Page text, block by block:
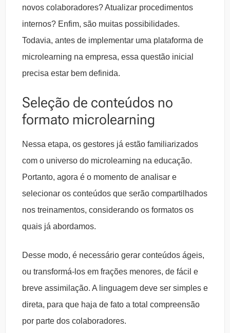
novos colaboradores? Atualizar procedimentos
internos? Enfim, são muitas possibilidades.
Todavia, antes de implementar uma plataforma de
microlearning na empresa, essa questão inicial
precisa estar bem definida.
Seleção de conteúdos no
formato microlearning
Nessa etapa, os gestores já estão familiarizados
com o universo do microlearning na educação.
Portanto, agora é o momento de analisar e
selecionar os conteúdos que serão compartilhados
nos treinamentos, considerando os formatos os
quais já abordamos.
Desse modo, é necessário gerar conteúdos ágeis,
ou transformá-los em frações menores, de fácil e
breve assimilação. A linguagem deve ser simples e
direta, para que haja de fato a total compreensão
por parte dos colaboradores.